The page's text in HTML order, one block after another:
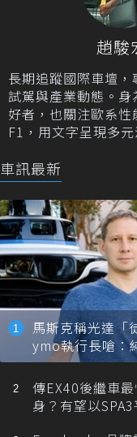
趙駿
長期追蹤國際車壇，
試駕與產業動態。身
好者，也關注歐系性
F1，用文字呈現多元
車訊最新
馬斯克稱光達「
ymo執行長嗆：
自動駕駛
傳EX40後繼車
身？有望以